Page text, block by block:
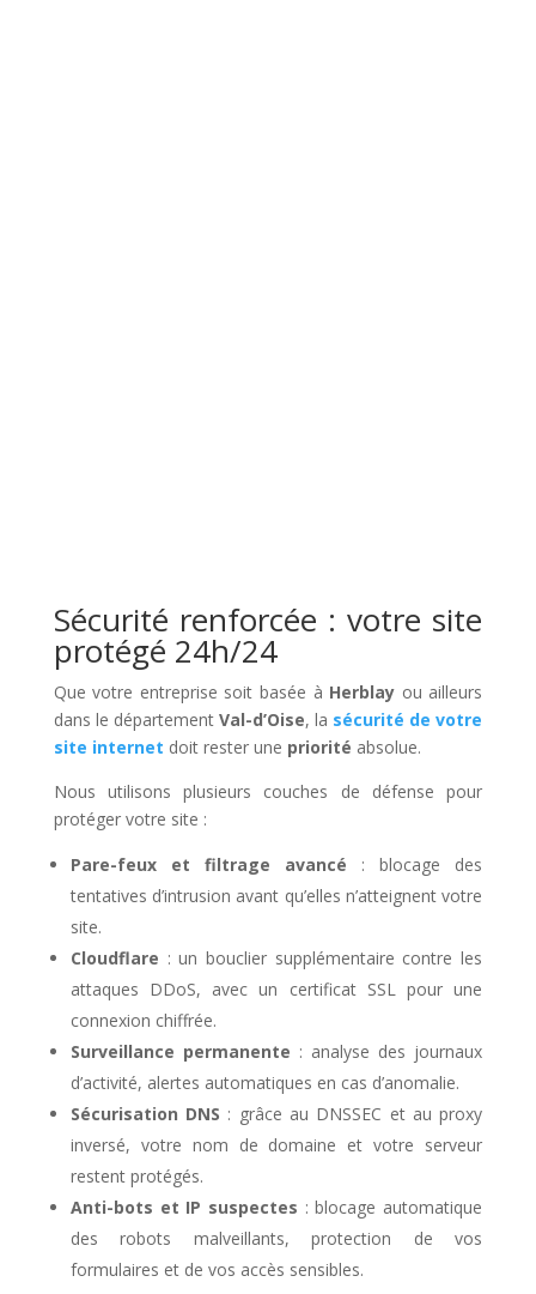
Sécurité renforcée : votre site
protégé 24h/24
Que votre entreprise soit basée à Herblay ou ailleurs
dans le département Val-d’Oise, la sécurité de votre
site internet doit rester une priorité absolue.
Nous utilisons plusieurs couches de défense pour
protéger votre site :
Pare-feux et filtrage avancé : blocage des
tentatives d’intrusion avant qu’elles n’atteignent votre
site.
Cloudflare : un bouclier supplémentaire contre les
attaques DDoS, avec un certificat SSL pour une
connexion chiffrée.
Surveillance permanente : analyse des journaux
d’activité, alertes automatiques en cas d’anomalie.
Sécurisation DNS : grâce au DNSSEC et au proxy
inversé, votre nom de domaine et votre serveur
restent protégés.
Anti-bots et IP suspectes : blocage automatique
des robots malveillants, protection de vos
formulaires et de vos accès sensibles.